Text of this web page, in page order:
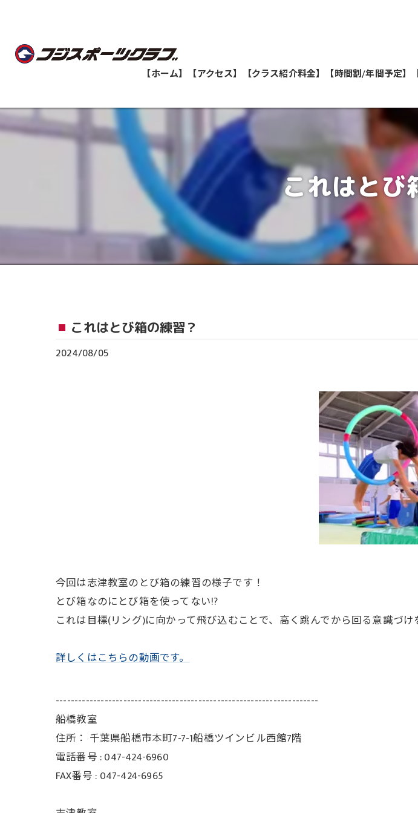
【ホーム】 【アクセス】
船橋教室
志津教室
津田沼教室
八千代緑が丘教室
印西牧の原教室
【クラス紹介料金】 【時間割/年間予定】
これはとび
これはとび箱の練習？
2024/08/05
今回は志津教室のとび箱の練習の様子です！
とび箱なのにとび箱を使ってない!?
これは目標(リング)に向かって飛び込むことで、高く跳んでから回る意識づ
詳しくはこちらの動画です。
----------------------------------------------------------------------
船橋教室
住所： 千葉県船橋市本町7-7-1船橋ツインビル西館7階
電話番号 :047-424-6960
FAX番号 : 047-424-6965